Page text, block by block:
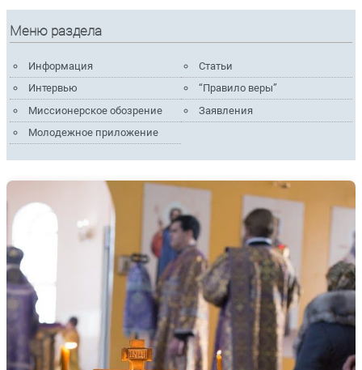
Меню раздела
Информация
Статьи
Интервью
“Правило веры”
Миссионерское обозрение
Заявления
Молодежное приложение